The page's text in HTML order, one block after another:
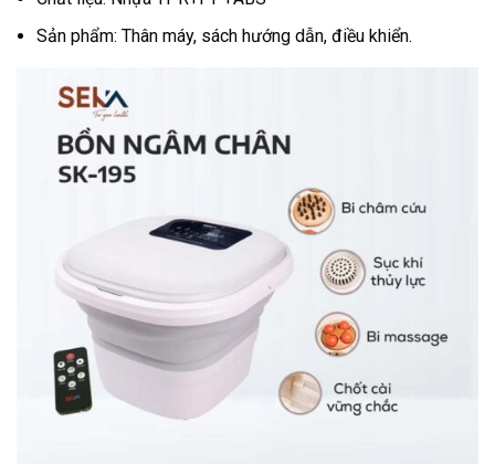
Sản phẩm: Thân máy, sách hướng dẫn, điều khiển.